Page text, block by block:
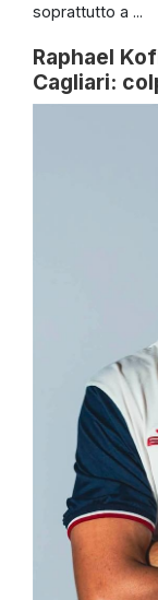
soprattutto a ...
Raphael
Cagliari: